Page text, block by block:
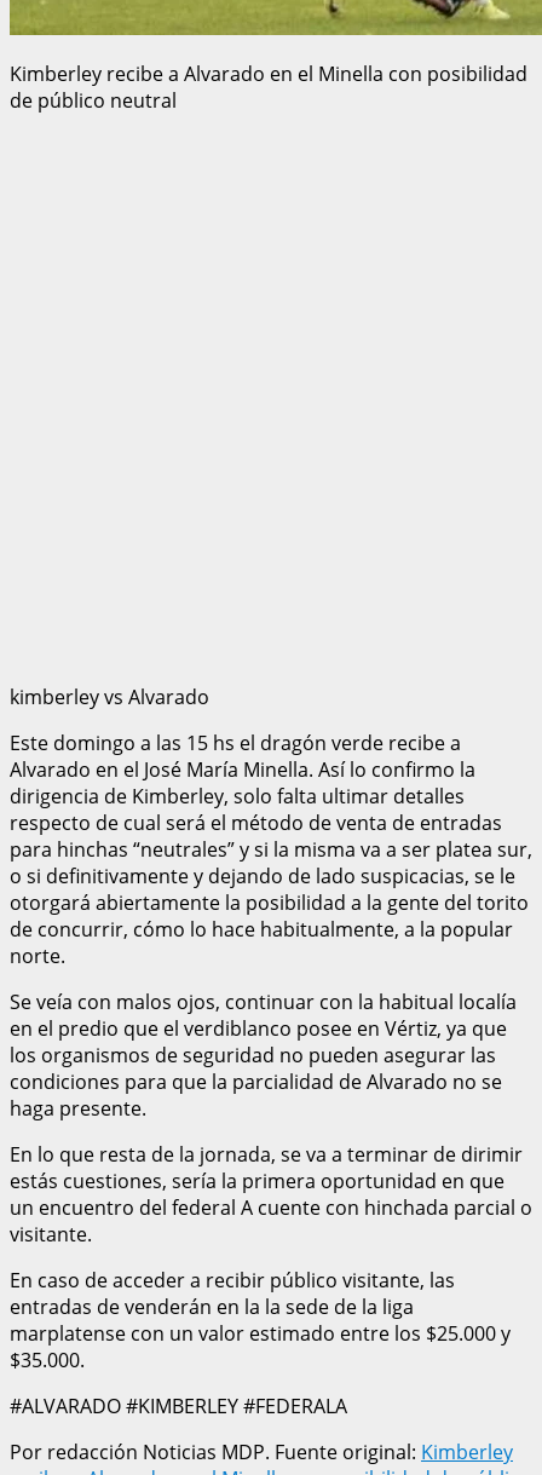
Kimberley recibe a Alvarado en el Minella con posibilidad
de público neutral
kimberley vs Alvarado
Este domingo a las 15 hs el dragón verde recibe a
Alvarado en el José María Minella. Así lo confirmo la
dirigencia de Kimberley, solo falta ultimar detalles
respecto de cual será el método de venta de entradas
para hinchas “neutrales” y si la misma va a ser platea sur,
o si definitivamente y dejando de lado suspicacias, se le
otorgará abiertamente la posibilidad a la gente del torito
de concurrir, cómo lo hace habitualmente, a la popular
norte.
Se veía con malos ojos, continuar con la habitual localía
en el predio que el verdiblanco posee en Vértiz, ya que
los organismos de seguridad no pueden asegurar las
condiciones para que la parcialidad de Alvarado no se
haga presente.
En lo que resta de la jornada, se va a terminar de dirimir
estás cuestiones, sería la primera oportunidad en que
un encuentro del federal A cuente con hinchada parcial o
visitante.
En caso de acceder a recibir público visitante, las
entradas de venderán en la la sede de la liga
marplatense con un valor estimado entre los $25.000 y
$35.000.
#ALVARADO #KIMBERLEY #FEDERALA
Por redacción Noticias MDP. Fuente original: Kimberley